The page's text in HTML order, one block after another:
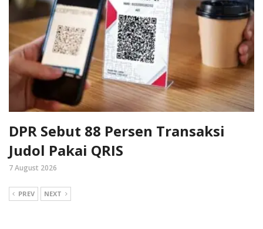
DPR Sebut 88 Persen Transaksi
Judol Pakai QRIS
7 August 2026
PREV NEXT